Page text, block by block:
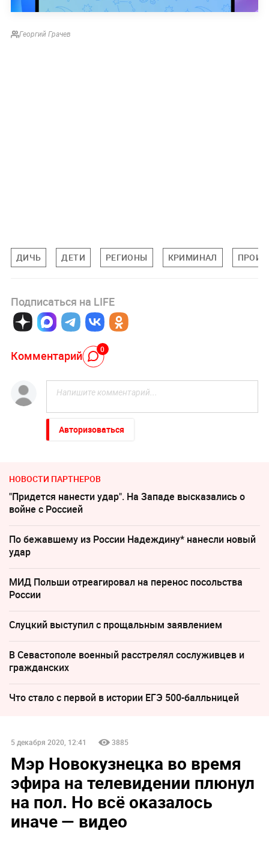
Георгий Грачев
ДИЧЬ ДЕТИ РЕГИОНЫ КРИМИНАЛ
Подписаться на LIFE
Комментарий 0
Авторизоваться
НОВОСТИ ПАРТНЕРОВ
"Придется нанести удар". На Западе высказались о
войне с Россией
По бежавшему из России Надеждину* нанесли новый
удар
МИД Польши отреагировал на перенос посольства
России
Слуцкий выступил с прощальным заявлением
В Севастополе военный расстрелял сослуживцев и
гражданских
Что стало с первой в истории ЕГЭ 500-балльницей
5 декабря 2020, 12:41 3885
Мэр Новокузнецка во время
эфира на телевидении плюнул
на пол. Но всё оказалось
иначе — видео